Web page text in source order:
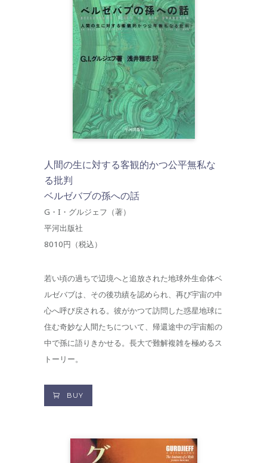
人間の生に対する客観的かつ公平無私な
る批判
ベルゼバブの孫への話
G・I・グルジェフ（著）
平河出版社
8010円（税込）
若い頃の過ちで辺境へと追放された地球外生命体ベ
ルゼバブは、その後功績を認められ、再び宇宙の中
心へ呼び戻される。彼がかつて訪問した惑星地球に
住む奇妙な人間たちについて、帰還途中の宇宙船の
中で孫に語りきかせる。長大で難解複雑を極めるス
トーリー。
BUY